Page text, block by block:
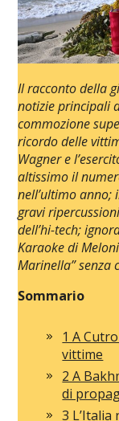
Il racconto della
notizie principali
commozione
ricordo delle
Wagner e
altissimo il
nell’ultimo anno;
gravi
dell’hi-tech;
Karaoke di
Marinella” senza
Sommario
1 A
vittime
2 A
di
3